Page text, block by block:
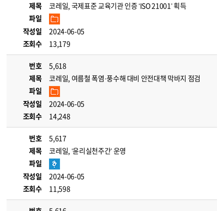
제목
코레일, 국제표준 교육기관 인증 ‘ISO 21001’ 획득
파일
작성일
2024-06-05
조회수
13,179
번호
5,618
제목
코레일, 여름철 폭염·풍수해 대비 안전대책 막바지 점검
파일
작성일
2024-06-05
조회수
14,248
번호
5,617
제목
코레일, ‘윤리실천주간’ 운영
파일
작성일
2024-06-05
조회수
11,598